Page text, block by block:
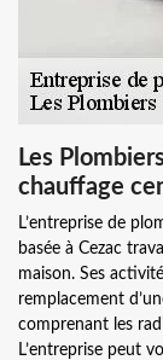
Les
chauffage
L’entreprise de
basée à Cezac
maison. Ses
remplacement
comprenant les
L’entreprise peut